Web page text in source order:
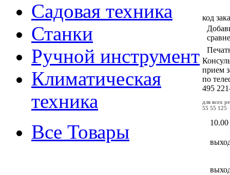
Садовая техника
Станки
Ручной инструмент
Климатическая
техника
Все Товары
код
прием
по
495
для всех
55 55 125